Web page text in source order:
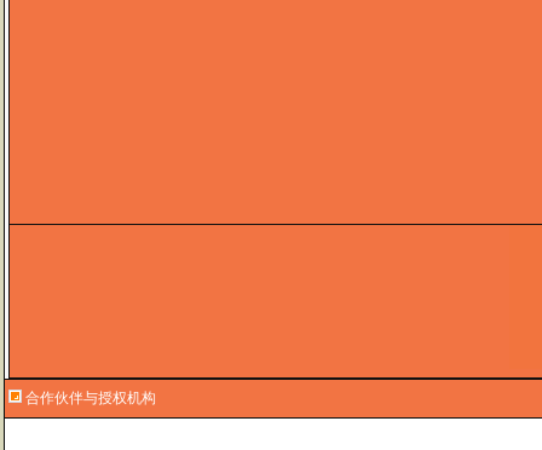
合作伙伴与授权机构